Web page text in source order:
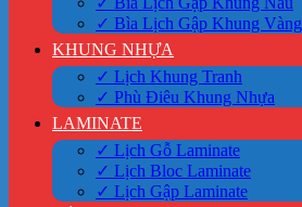
✓ Bìa Lịch Gập Khung Vàng
KHUNG NHỰA
✓ Lịch Khung Tranh
✓ Phù Điêu Khung Nhựa
LAMINATE
✓ Lịch Gỗ Laminate
✓ Lịch Bloc Laminate
✓ Lịch Gập Laminate